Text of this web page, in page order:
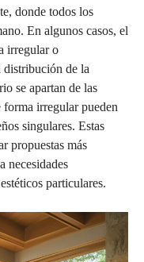
donde todos los
En algunos casos, el
irregular o
distribución de la
se apartan de las
forma irregular pueden
singulares. Estas
propuestas más
necesidades
particulares.